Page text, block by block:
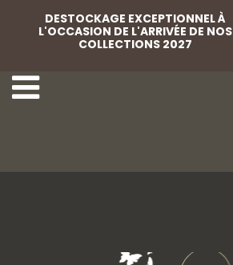
DESTOCKAGE EXCEPTIONNEL À
L'OCCASION DE L'ARRIVÉE DE NOS
COLLECTIONS 2027